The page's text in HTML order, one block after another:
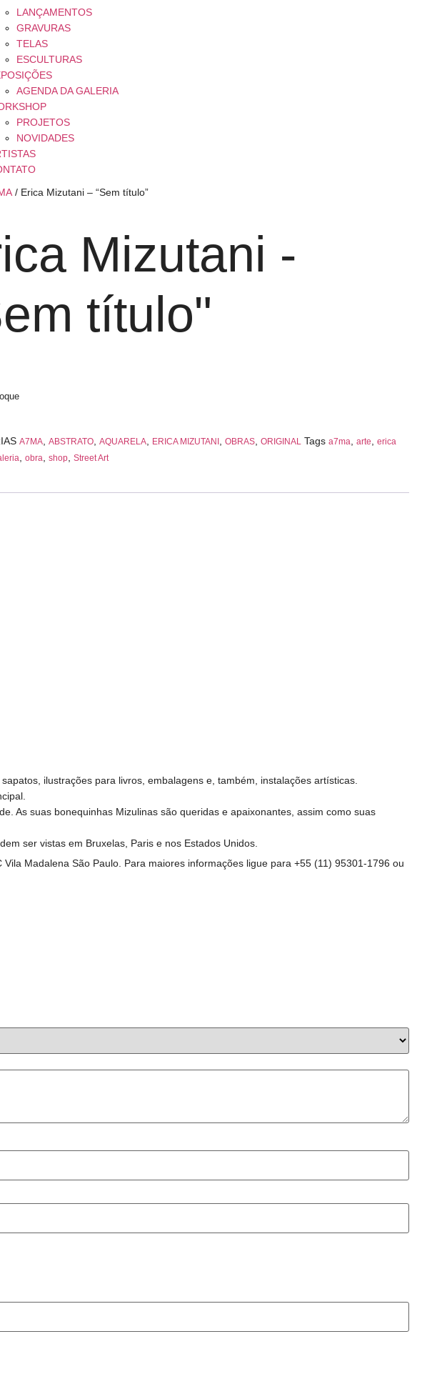
LANÇAMENTOS
GRAVURAS
TELAS
ESCULTURAS
AGENDA DA GALERIA
PROJETOS
NOVIDADES
/ Erica Mizutani – “Sem título”
Mizutani -
título"
A7MA ABSTRATO AQUARELA ERICA MIZUTANI OBRAS ORIGINAL Tags a7ma arte
erica
obra shop Street Art
ilustrações para livros, embalagens e, também, instalações artísticas.
As suas bonequinhas Mizulinas são queridas e apaixonantes, assim como suas
ser vistas em Bruxelas, Paris e nos Estados Unidos.
Madalena São Paulo. Para maiores informações ligue para +55 (11) 95301-1796 ou